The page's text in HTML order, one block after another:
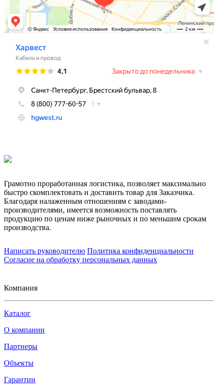
Грамотно проработанная логистика, позволяет максимально
быстро скомплектовать и доставить товар для Заказчика.
Благодаря налаженным отношениям с заводами-
производителями, имеется возможность поставлять
продукцию по ценам ниже рыночных и по меньшим срокам
производства.
Написать руководителю Политика конфиденциальности
Согласие на обработку персональных данных
Компания
Каталог
О компании
Партнеры
Объекты
Гарантии